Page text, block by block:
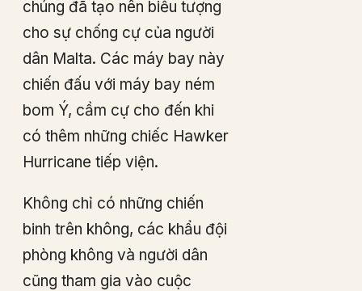
chúng đã tạo nên biểu tượng
cho sự chống cự của người
dân Malta. Các máy bay này
chiến đấu với máy bay ném
bom Ý, cầm cự cho đến khi
có thêm những chiếc Hawker
Hurricane tiếp viện.
Không chỉ có những chiến
binh trên không, các khẩu đội
phòng không và người dân
cũng tham gia vào cuộc